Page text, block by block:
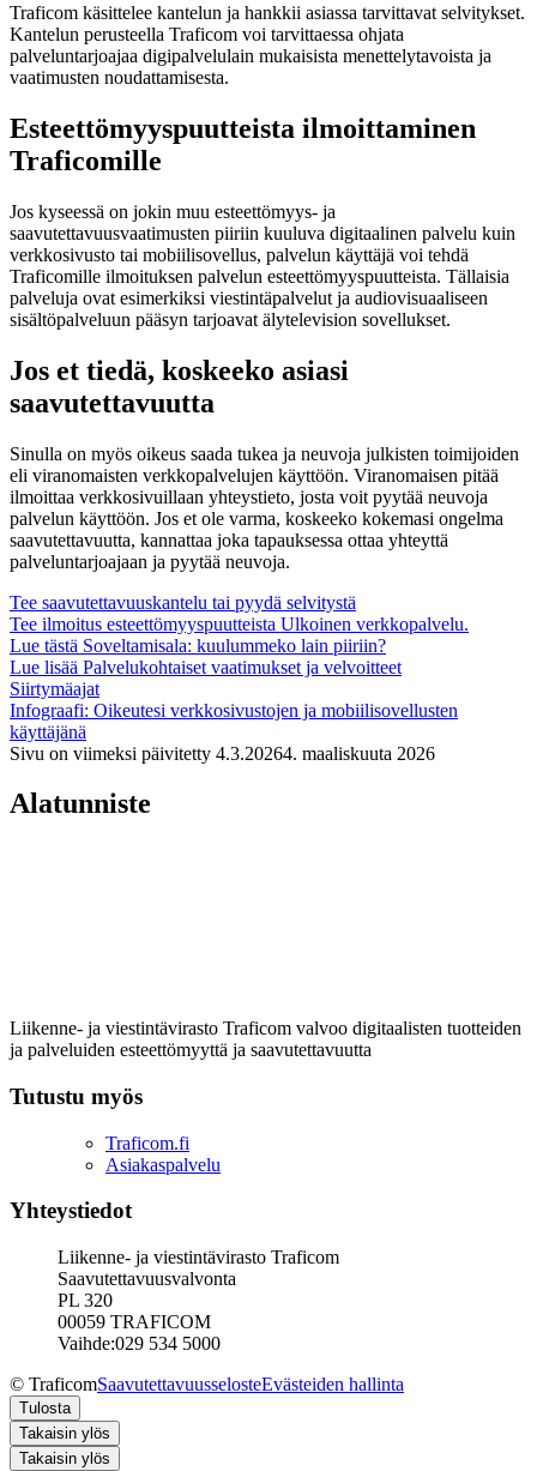
Traficom käsittelee kantelun ja hankkii asiassa tarvittavat selvitykset.
Kantelun perusteella Traficom voi tarvittaessa ohjata
palveluntarjoajaa digipalvelulain mukaisista menettelytavoista ja
vaatimusten noudattamisesta.
Esteettömyyspuutteista ilmoittaminen
Traficomille
Jos kyseessä on jokin muu esteettömyys- ja
saavutettavuusvaatimusten piiriin kuuluva digitaalinen palvelu kuin
verkkosivusto tai mobiilisovellus, palvelun käyttäjä voi tehdä
Traficomille ilmoituksen palvelun esteettömyyspuutteista. Tällaisia
palveluja ovat esimerkiksi viestintäpalvelut ja audiovisuaaliseen
sisältöpalveluun pääsyn tarjoavat älytelevision sovellukset.
Jos et tiedä, koskeeko asiasi
saavutettavuutta
Sinulla on myös oikeus saada tukea ja neuvoja julkisten toimijoiden
eli viranomaisten verkkopalvelujen käyttöön. Viranomaisen pitää
ilmoittaa verkkosivuillaan yhteystieto, josta voit pyytää neuvoja
palvelun käyttöön. Jos et ole varma, koskeeko kokemasi ongelma
saavutettavuutta, kannattaa joka tapauksessa ottaa yhteyttä
palveluntarjoajaan ja pyytää neuvoja.
Tee saavutettavuuskantelu tai pyydä selvitystä
Tee ilmoitus esteettömyyspuutteista Ulkoinen verkkopalvelu.
Lue tästä Soveltamisala: kuulummeko lain piiriin?
Lue lisää Palvelukohtaiset vaatimukset ja velvoitteet
Siirtymäajat
Infograafi: Oikeutesi verkkosivustojen ja mobiilisovellusten
käyttäjänä
Sivu on viimeksi päivitetty 4.3.20264. maaliskuuta 2026
Alatunniste
Liikenne- ja viestintävirasto Traficom valvoo digitaalisten tuotteiden
ja palveluiden esteettömyyttä ja saavutettavuutta
Tutustu myös
Traficom.fi
Asiakaspalvelu
Yhteystiedot
Liikenne- ja viestintävirasto Traficom
Saavutettavuusvalvonta
PL 320
00059 TRAFICOM
Vaihde:029 534 5000
© TraficomSaavutettavuusselosteEvästeiden hallinta
Tulosta
Takaisin ylös
Takaisin ylös